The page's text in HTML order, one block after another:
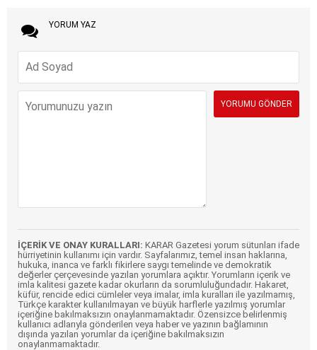
YORUM YAZ
İÇERİK VE ONAY KURALLARI: KARAR Gazetesi yorum sütunları ifade
hürriyetinin kullanımı için vardır. Sayfalarımız, temel insan haklarına,
hukuka, inanca ve farklı fikirlere saygı temelinde ve demokratik
değerler çerçevesinde yazılan yorumlara açıktır. Yorumların içerik ve
imla kalitesi gazete kadar okurların da sorumluluğundadır. Hakaret,
küfür, rencide edici cümleler veya imalar, imla kuralları ile yazılmamış,
Türkçe karakter kullanılmayan ve büyük harflerle yazılmış yorumlar
içeriğine bakılmaksızın onaylanmamaktadır. Özensizce belirlenmiş
kullanıcı adlarıyla gönderilen veya haber ve yazının bağlamının
dışında yazılan yorumlar da içeriğine bakılmaksızın
onaylanmamaktadır.